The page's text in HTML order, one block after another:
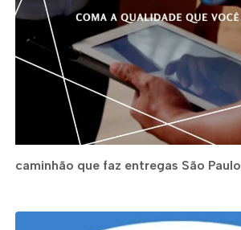
caminhão que faz entregas São Paulo